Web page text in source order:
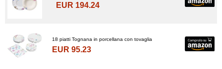
EUR 194.24
18 piatti Tognana in porcellana con tovaglia
EUR 95.23